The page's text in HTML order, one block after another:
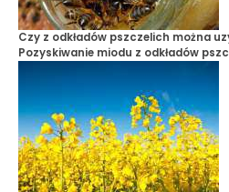
Czy z odkładów pszczelich można
Pozyskiwanie miodu z odkładów